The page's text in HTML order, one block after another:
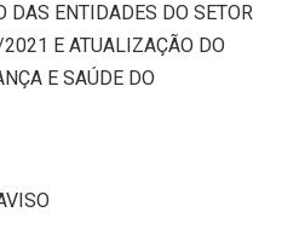
DAS ENTIDADES DO SETOR
E ATUALIZAÇÃO DO
E SAÚDE DO